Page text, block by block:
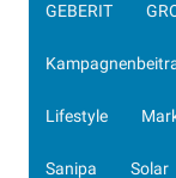
GEBERIT
Lifestyle
Sanipa Solar